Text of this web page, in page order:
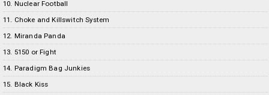
10. Nuclear Football
11. Choke and Killswitch System
12. Miranda Panda
13. 5150 or Fight
14. Paradigm Bag Junkies
15. Black Kiss